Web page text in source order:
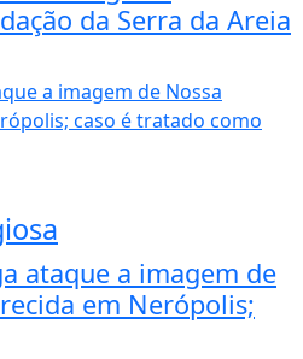
da Serra da Areia
ataque a imagem de
em Nerópolis;